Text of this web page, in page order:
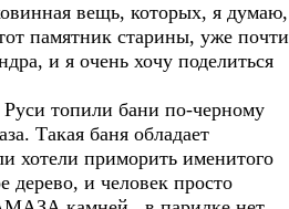
вещь, которых, я думаю,
памятник старины, уже почти
и я очень хочу поделиться
топили бани по-черному
Такая баня обладает
хотели приморить именитого
дерево, и человек просто